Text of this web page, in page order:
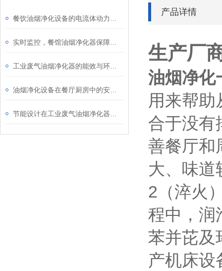
产品详情
生产厂
油烟净化
用来帮
合于没有
善餐厅和
大、味道
2（淬火
程中，润
苯并芘及
产机床